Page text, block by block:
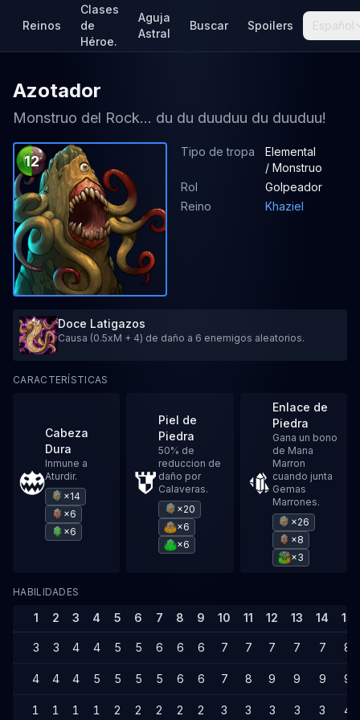
Reinos
Clases
de
Héroe.
Aguja
Astral
Buscar Spoilers Español
Azotador
Monstruo del Rock... du du duuduu du duuduu!
12
Tipo de tropa
Elemental
/ Monstruo
Rol
Golpeador
Reino
Khaziel
Doce Latigazos
Causa (0.5xM + 4) de daño a 6 enemigos aleatorios.
CARACTERÍSTICAS
Cabeza
Dura
Inmune a
Aturdir.
×14
×6
×6
Piel de
Piedra
50% de
reduccion de
daño por
Calaveras.
×20
×6
×6
Enlace de
Piedra
Gana un bono
de Mana
Marron
cuando junta
Gemas
Marrones.
×26
×8
×3
HABILIDADES
1 2 3 4 5 6 7 8 9 10 11 12 13 14 15
3 3 4 4 5 5 6 6 6 7 7 7 7 7 8
4 4 4 5 5 5 5 6 6 7 8 9 9 9 9
1 1 1 1 2 2 2 2 2 3 3 3 3 3 4